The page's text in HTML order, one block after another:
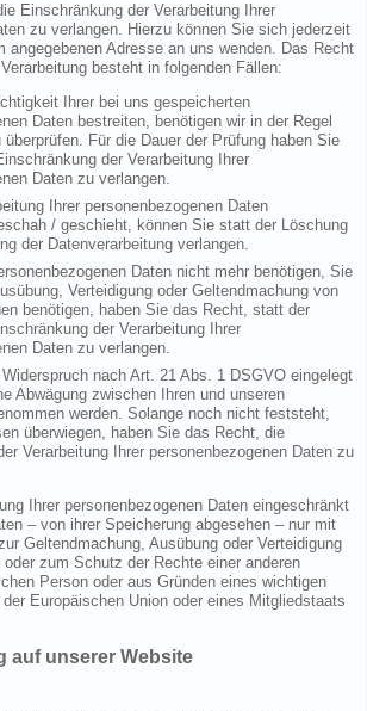
Einschränkung der Verarbeitung Ihrer
zu verlangen. Hierzu können Sie sich jederzeit
angegebenen Adresse an uns wenden. Das Recht
besteht in folgenden Fällen:
Ihrer bei uns gespeicherten
Daten bestreiten, benötigen wir in der Regel
Für die Dauer der Prüfung haben Sie
der Verarbeitung Ihrer
Daten zu verlangen.
Ihrer personenbezogenen Daten
/ geschieht, können Sie statt der Löschung
der Datenverarbeitung verlangen.
Daten nicht mehr benötigen, Sie
Verteidigung oder Geltendmachung von
benötigen, haben Sie das Recht, statt der
der Verarbeitung Ihrer
Daten zu verlangen.
nach Art. 21 Abs. 1 DSGVO eingelegt
Abwägung zwischen Ihren und unseren
werden. Solange noch nicht feststeht,
überwiegen, haben Sie das Recht, die
Verarbeitung Ihrer personenbezogenen Daten zu
Ihrer personenbezogenen Daten eingeschränkt
– von ihrer Speicherung abgesehen – nur mit
Geltendmachung, Ausübung oder Verteidigung
zum Schutz der Rechte einer anderen
Person oder aus Gründen eines wichtigen
Europäischen Union oder eines Mitgliedstaats
auf unserer Website